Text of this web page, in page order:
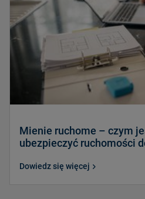
Mienie ruchome – czym
ubezpieczyć ruchomości
Dowiedz się więcej